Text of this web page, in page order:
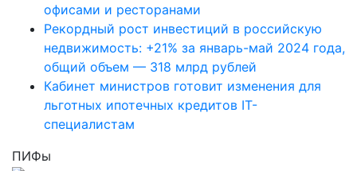
офисами и ресторанами
Рекордный рост инвестиций в российскую
недвижимость: +21% за январь-май 2024 года,
общий объем — 318 млрд рублей
Кабинет министров готовит изменения для
льготных ипотечных кредитов IT-
специалистам
ПИФы